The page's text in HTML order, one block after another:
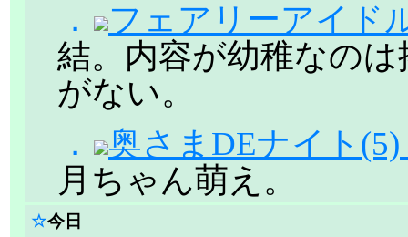
．
フェアリーアイド
結。内容が幼稚なの
がない。
．
奥さまDEナイト
月ちゃん萌え。
☆今日